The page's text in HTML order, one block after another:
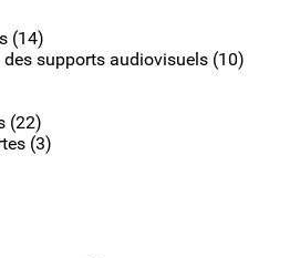
(14)
supports audiovisuels (10)
(22)
(3)